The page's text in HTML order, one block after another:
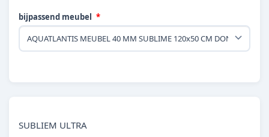
bijpassend meubel
SUBLIEM ULTRA